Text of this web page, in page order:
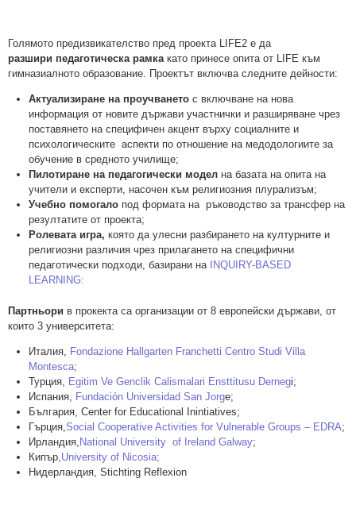
Голямото предизвикателство пред проекта LIFE2 е да
разшири педаготическа рамка като принесе опита от LIFE към
гимназиалното образование. Проектът включва следните дейности:
Актуализиране на проучването с включване на нова
информация от новите държави участнички и разширяване чрез
поставянето на специфичен акцент върху социалните и
психологическите аспекти по отношение на медодологиите за
обучение в средното училище;
Пилотиране на педагогически модел на базата на опита на
учители и експерти, насочен към религиозния плурализъм;
Учебно помогало под формата на ръководство за трансфер на
резултатите от проекта;
Ролевата игра, която да улесни разбирането на културните и
религиозни различия чрез прилагането на специфични
педаготически подходи, базирани наINQUIRY-BASED
LEARNING:
Партньори в прокекта са организации от 8 европейски държави, от
които 3 университета:
Италия,
Fondazione Hallgarten Franchetti Centro Studi Villa
Montesca;
Турция,
Egitim Ve Genclik Calismalari Ensttitusu Dernegi;
Испания,
Fundación Universidad San Jorge;
България, Center for Educational Inintiatives;
Гърция, Social Cooperative Activities for Vulnerable Groups – EDRA;
Ирландия, National University of Ireland Galway;
Кипър, University of Nicosia;
Нидерландия, Stichting Reflexion